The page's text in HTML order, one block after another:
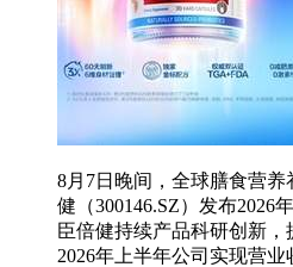
8月7日晚间，全球膳食营
健（300146.SZ）发布2026
臣倍健持续产品科研创新，
2026年上半年公司实现营